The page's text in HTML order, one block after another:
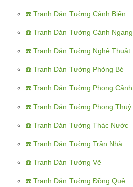
☎️ Tranh Dán Tường Cảnh Biển
☎️ Tranh Dán Tường Cảnh Ngang
☎️ Tranh Dán Tường Nghệ Thuật
☎️ Tranh Dán Tường Phòng Bé
☎️ Tranh Dán Tường Phong Cảnh
☎️ Tranh Dán Tường Phong Thuỷ
☎️ Tranh Dán Tường Thác Nước
☎️ Tranh Dán Tường Trần Nhà
☎️ Tranh Dán Tường Vẽ
☎️ Tranh Dán Tường Đồng Quê